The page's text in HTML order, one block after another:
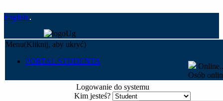
English
Menu(Kliknij, aby ukryć)
Online..
Osób
PORTAL STUDENTA
Logowanie do systemu
Kim jesteś?